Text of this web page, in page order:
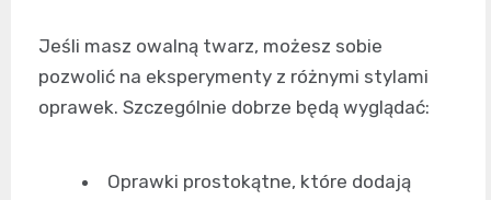
Jeśli masz owalną twarz, możesz sobie
pozwolić na eksperymenty z różnymi stylami
oprawek. Szczególnie dobrze będą wyglądać:
Oprawki prostokątne, które dodają